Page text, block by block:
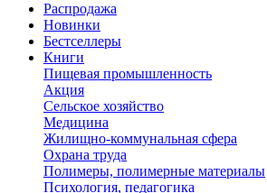
Распродажа
Новинки
Бестселлеры
Книги
Пищевая промышленность
Акция
Сельское хозяйство
Медицина
Жилищно-коммунальная сфера
Охрана труда
Полимеры, полимерные материалы
Психология, педагогика